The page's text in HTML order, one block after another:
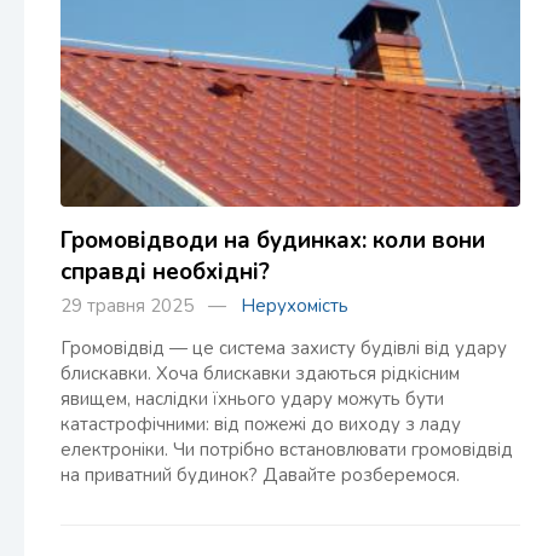
Громовідводи на будинках: коли вони
справді необхідні?
29 травня 2025 — Нерухомість
Громовідвід — це система захисту будівлі від удару
блискавки. Хоча блискавки здаються рідкісним
явищем, наслідки їхнього удару можуть бути
катастрофічними: від пожежі до виходу з ладу
електроніки. Чи потрібно встановлювати громовідвід
на приватний будинок? Давайте розберемося.